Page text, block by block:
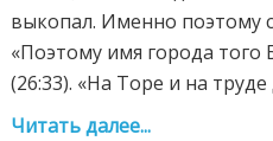
выкопал. Именно поэтому
«Поэтому имя города того
(26:33). «На Торе и на труде
Читать далее...